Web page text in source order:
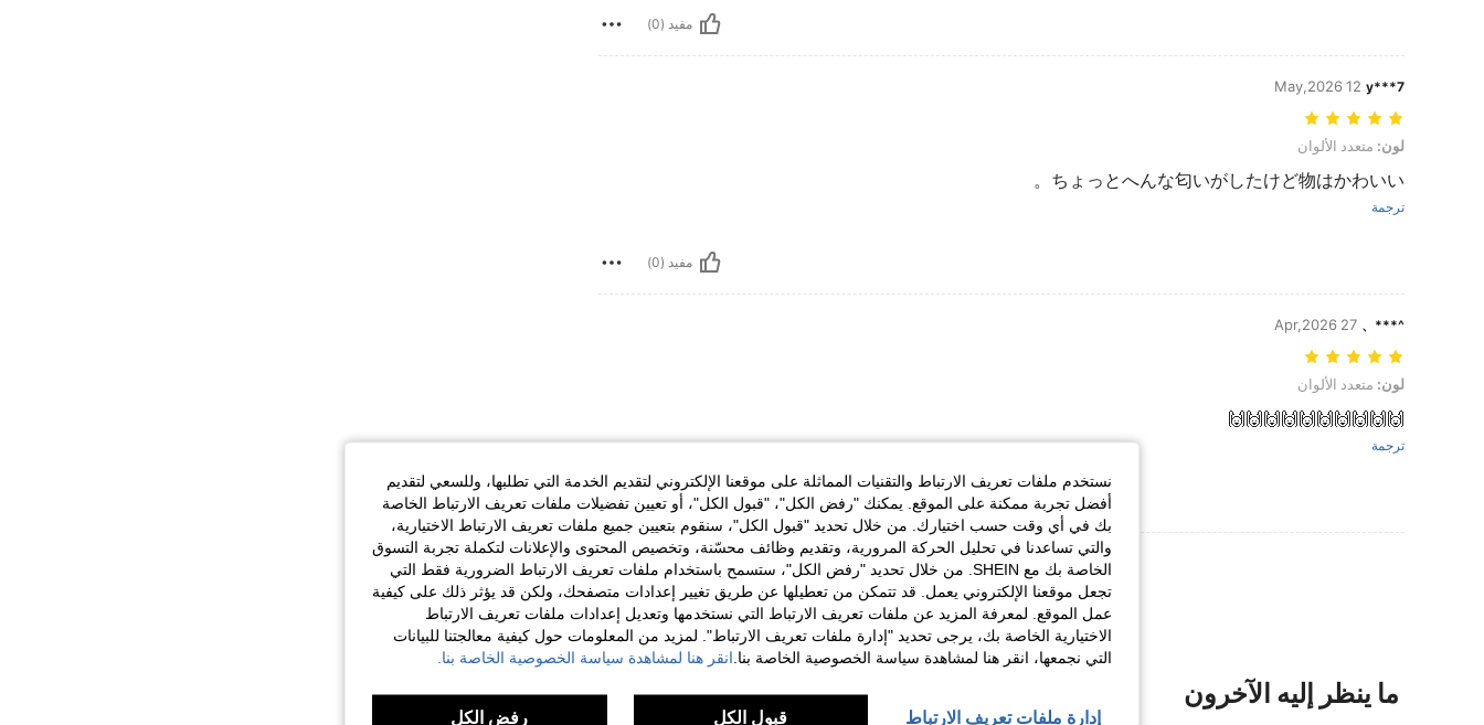
مفيد (0)
y***7
12 May,2026
لون: متعدد الألوان
لون: متعدد الألوان
ちょっとへんな匂いがしたけど物はかわいい。
ترجمة
مفيد (0)
^***、
27 Apr,2026
لون: متعدد الألوان
لون: متعدد الألوان
🙌🙌🙌🙌🙌🙌🙌🙌🙌🙌
ترجمة
مفيد (0)
عرض المزيد من المراجعات
ما ينظر إليه الآخرون
نستخدم ملفات تعريف الارتباط والتقنيات المماثلة على موقعنا الإلكتروني لتقديم الخدمة التي تطلبها، وللسعي لتقديم
أفضل تجربة ممكنة على الموقع. يمكنك "رفض الكل"، "قبول الكل"، أو تعيين تفضيلات ملفات تعريف الارتباط الخاصة
بك في أي وقت حسب اختيارك. من خلال تحديد "قبول الكل"، سنقوم بتعيين جميع ملفات تعريف الارتباط الاختيارية،
والتي تساعدنا في تحليل الحركة المرورية، وتقديم وظائف محسّنة، وتخصيص المحتوى والإعلانات لتكملة تجربة التسوق
الخاصة بك مع SHEIN. من خلال تحديد "رفض الكل"، ستسمح باستخدام ملفات تعريف الارتباط الضرورية فقط التي
تجعل موقعنا الإلكتروني يعمل. قد تتمكن من تعطيلها عن طريق تغيير إعدادات متصفحك، ولكن قد يؤثر ذلك على كيفية
عمل الموقع. لمعرفة المزيد عن ملفات تعريف الارتباط التي نستخدمها وتعديل إعدادات ملفات تعريف الارتباط
الاختيارية الخاصة بك، يرجى تحديد "إدارة ملفات تعريف الارتباط". لمزيد من المعلومات حول كيفية معالجتنا للبيانات
التي نجمعها، انقر هنا لمشاهدة سياسة الخصوصية الخاصة بنا. انقر هنا لمشاهدة سياسة الخصوصية الخاصة بنا.
إدارة ملفات تعريف الارتباط قبول الكل رفض الكل